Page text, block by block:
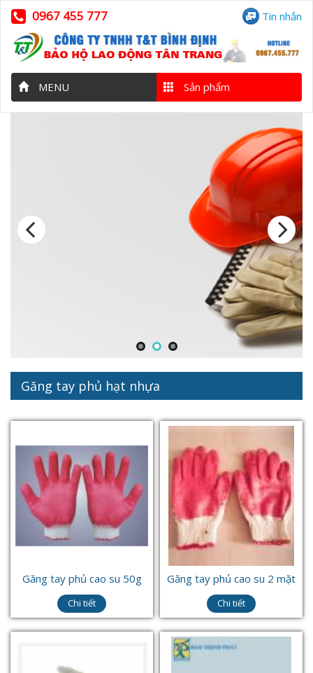
0967 455 777 Tin nhắn
MENU Sản phẩm
Găng tay phủ hạt nhựa
Găng tay phủ cao su 50g
Chi tiết
Găng tay phủ cao su 2 mặt
Chi tiết